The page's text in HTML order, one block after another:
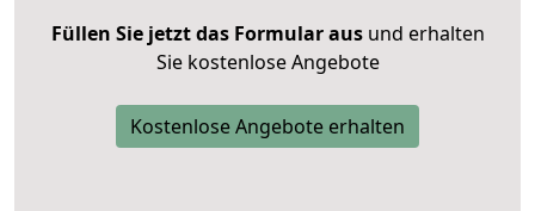
Füllen Sie jetzt das Formular ausund erhalten
Sie kostenlose Angebote
Kostenlose Angebote erhalten